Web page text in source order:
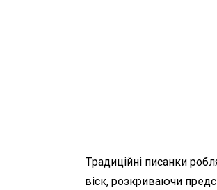
Традиційні писанки
віск, розкриваючи